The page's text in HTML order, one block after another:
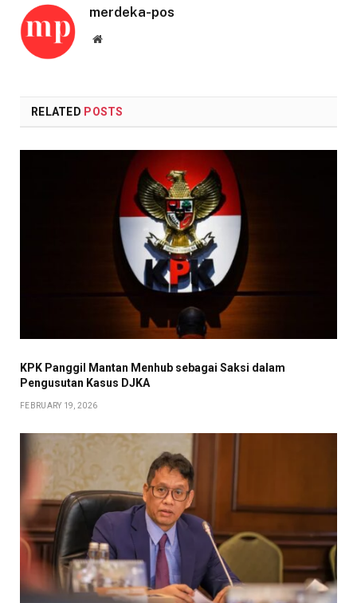
merdeka-pos
Website
RELATED POSTS
KPK Panggil Mantan Menhub sebagai Saksi dalam
Pengusutan Kasus DJKA
FEBRUARY 19, 2026